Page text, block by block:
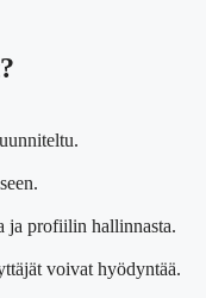
ja profiilin hallinnasta.
voivat hyödyntää.